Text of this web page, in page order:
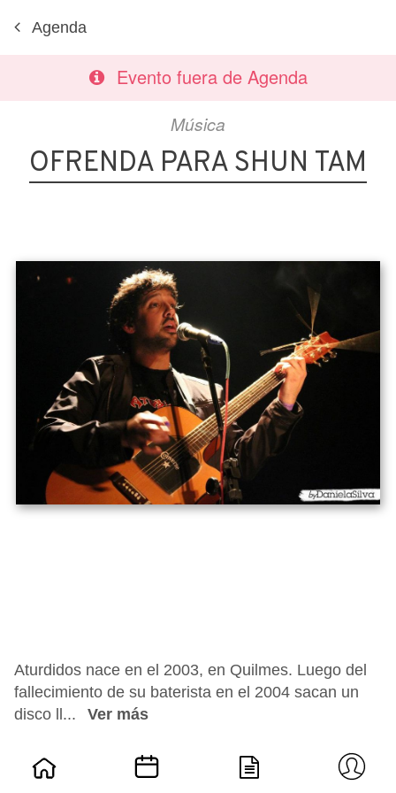
Agenda
Evento fuera de Agenda
Música
OFRENDA PARA SHUN TAM
Aturdidos nace en el 2003, en Quilmes. Luego del
fallecimiento de su baterista en el 2004 sacan un
disco ll...
Ver más